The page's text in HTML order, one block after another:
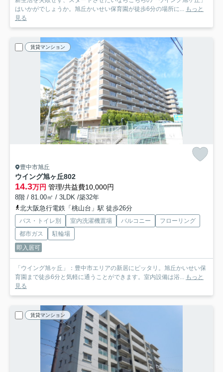
はいかがでしょうか。旭丘かいせい保育園が徒歩6分の場所に... もっと
見る
賃貸マンション
豊中市旭丘
ウイング旭ヶ丘802
14.3万円 管理/共益費10,000円
8階 / 81.00㎡ / 3LDK /築32年
北大阪急行電鉄「桃山台」駅 徒歩26分
バス・トイレ別 室内洗濯機置場 バルコニー
フローリング
都市ガス
駐輪場
即入居可
「ウイング旭ヶ丘」：豊中市エリアの新居にピッタリ。旭丘かいせい保
育園まで徒歩6分と気軽に通うことができます。室内設備は浴... もっと
見る
賃貸マンション